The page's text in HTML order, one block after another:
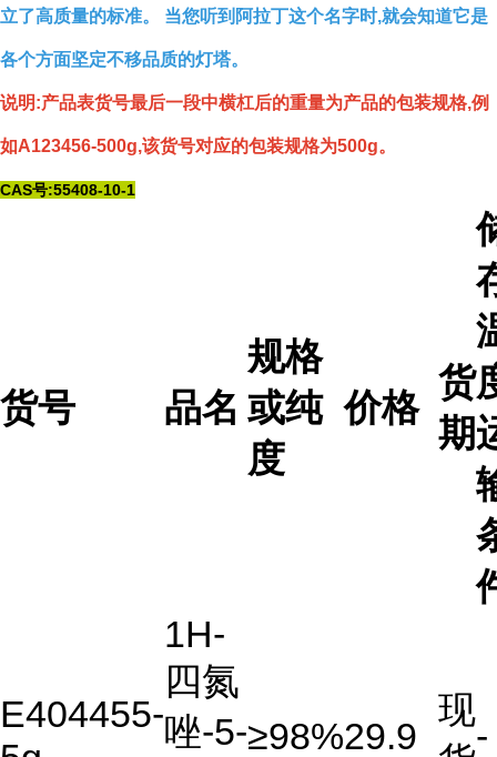
立了高质量的标准。 当您听到阿拉丁这个名字时,就会知道它是
各个方面坚定不移品质的灯塔。
说明:产品表货号最后一段中横杠后的重量为产品的包装规格,例
如A123456-500g,该货号对应的包装规格为500g。
CAS号:55408-10-1
货号 品名
规格
或纯
度
价格
货
期
E404455-
1H-
四氮
唑-5-≥98%29.9
现
-